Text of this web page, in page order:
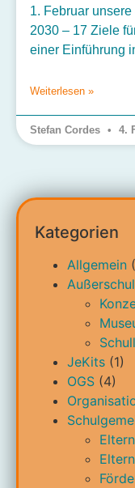
1. Februar
2030 – 17 Ziele
einer Einführung
Weiterlesen »
Stefan Cordes 4.
Kategorien
Allgemein
JeKits (1)
OGS (4)
Eltern